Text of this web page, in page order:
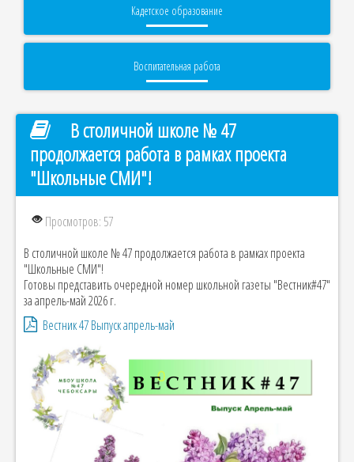
Кадетское образование
Воспитательная работа
В столичной школе № 47
продолжается работа в рамках проекта
"Школьные СМИ"!
Просмотров: 57
В столичной школе № 47 продолжается работа в рамках проекта
"Школьные СМИ"!
Готовы представить очередной номер школьной газеты "Вестник#47"
за апрель-май 2026 г.
Вестник 47 Выпуск апрель-май